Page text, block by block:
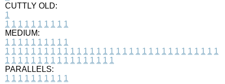
CUTTLY OLD:
1
1 1 1 1 1 1 1 1 1 1
MEDIUM:
1 1 1 1 1 1 1 1 1 1
1 1 1 1 1 1 1 1 1 1 1 1 1 1 1 1 1 1 1 1 1 1 1 1 1 1 1 1 1 1 1 1 1
1 1 1 1 1 1 1 1 1 1 1 1 1 1 1 1 1
PARALLELS:
1 1 1 1 1 1 1 1 1 1